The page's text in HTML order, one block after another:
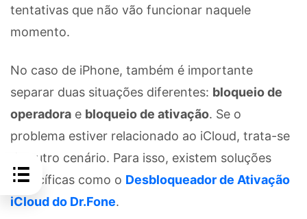
tentativas que não vão funcionar naquele
momento.
No caso de iPhone, também é importante
separar duas situações diferentes: bloqueio de
operadora e bloqueio de ativação. Se o
problema estiver relacionado ao iCloud, trata-se
de outro cenário. Para isso, existem soluções
específicas como o Desbloqueador de Ativação
iCloud do Dr.Fone.